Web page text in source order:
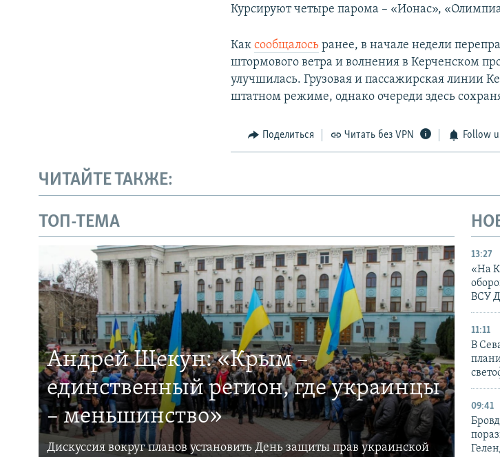
Курсируют четыре парома – «Ионас»,
Каксообщалось ранее, в начале недели
штормового ветра и волнения в Керченском
улучшилась. Грузовая и пассажирская линии
штатном режиме, однако очереди здесь
Поделиться Читать без VPN Follow
ЧИТАЙТЕ ТАКЖЕ:
ТОП-ТЕМА
Андрей Щекун: «Крым –
единственный регион, где украинцы
– меньшинство»
Дискуссия вокруг планов установить День защиты прав украинской
13:27
«На
ВСУ
11:11
В
09:41